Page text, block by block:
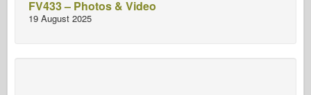
FV433 – Photos & Video
19 August 2025